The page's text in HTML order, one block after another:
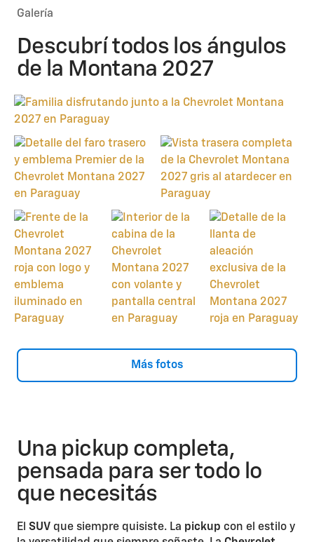
Galería
Descubrí todos los ángulos
de la Montana 2027
Más fotos
Una pickup completa,
pensada para ser todo lo
que necesitás
El SUV que siempre quisiste. La pickup con el estilo y